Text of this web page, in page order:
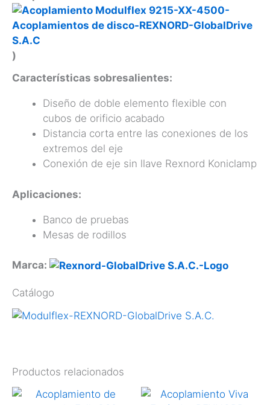
)
Características sobresalientes:
Diseño de doble elemento flexible con
cubos de orificio acabado
Distancia corta entre las conexiones de los
extremos del eje
Conexión de eje sin llave Rexnord Koniclamp
Aplicaciones:
Banco de pruebas
Mesas de rodillos
Marca:
Catálogo
Productos relacionados